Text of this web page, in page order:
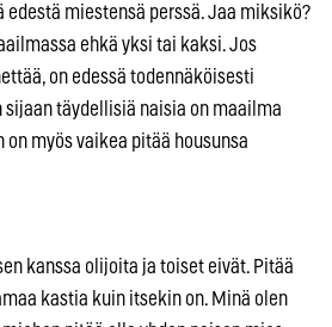
edestä miestensä perssä. Jaa miksikö?
ehkä yksi tai kaksi. Jos
on edessä todennäköisesti
sijaan täydellisiä naisia on maailma
myös vaikea pitää housunsa
kanssa olijoita ja toiset eivät. Pitää
kastia kuin itsekin on. Minä olen